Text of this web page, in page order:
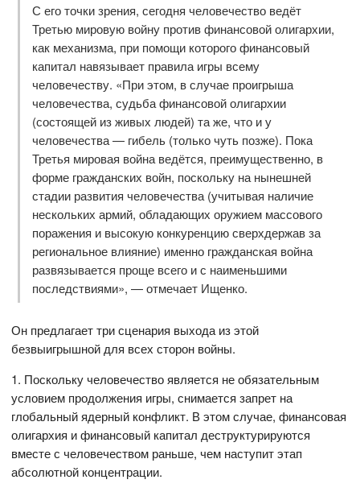
С его точки зрения, сегодня человечество ведёт
Третью мировую войну против финансовой олигархии,
как механизма, при помощи которого финансовый
капитал навязывает правила игры всему
человечеству. «При этом, в случае проигрыша
человечества, судьба финансовой олигархии
(состоящей из живых людей) та же, что и у
человечества — гибель (только чуть позже). Пока
Третья мировая война ведётся, преимущественно, в
форме гражданских войн, поскольку на нынешней
стадии развития человечества (учитывая наличие
нескольких армий, обладающих оружием массового
поражения и высокую конкуренцию сверхдержав за
региональное влияние) именно гражданская война
развязывается проще всего и с наименьшими
последствиями», — отмечает Ищенко.
Он предлагает три сценария выхода из этой
безвыигрышной для всех сторон войны.
1. Поскольку человечество является не обязательным
условием продолжения игры, снимается запрет на
глобальный ядерный конфликт. В этом случае, финансовая
олигархия и финансовый капитал деструктурируются
вместе с человечеством раньше, чем наступит этап
абсолютной концентрации.